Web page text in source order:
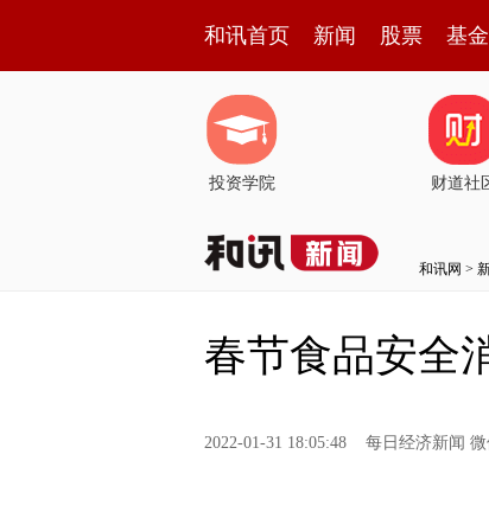
和讯首页 新闻 股票 基金
投资学院 财道社
和讯网 >
春节食品安全
2022-01-31 18:05:48 每日经济新闻